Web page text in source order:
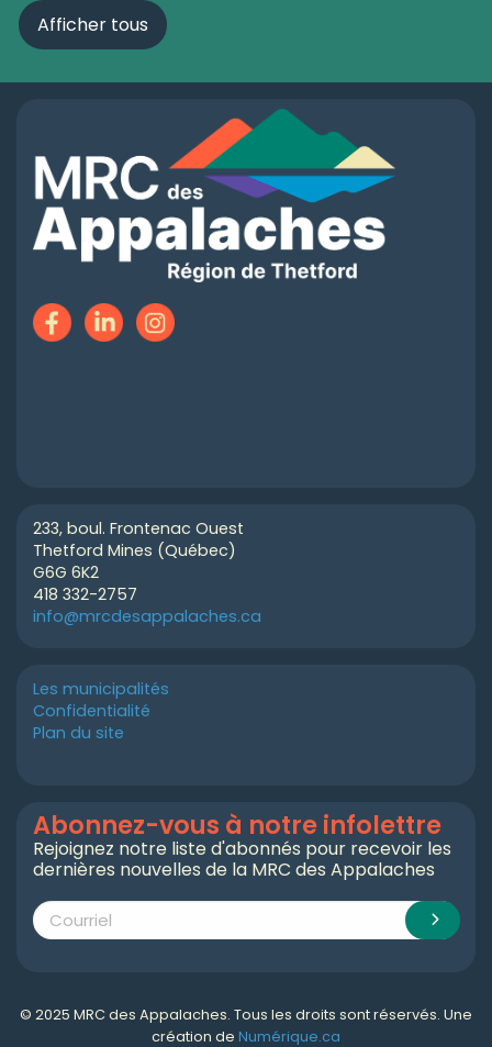
Afficher tous
233, boul. Frontenac Ouest
Thetford Mines (Québec)
G6G 6K2
418 332-2757
info@mrcdesappalaches.ca
Les municipalités
Confidentialité
Plan du site
Abonnez-vous à notre infolettre
Rejoignez notre liste d'abonnés pour recevoir les
dernières nouvelles de la MRC des Appalaches
© 2025 MRC des Appalaches. Tous les droits sont réservés. Une
création de Numérique.ca